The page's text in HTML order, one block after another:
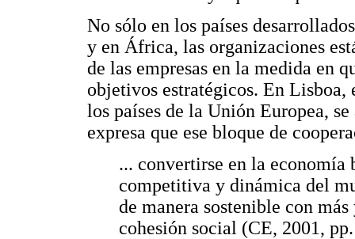
No sólo en los países
y en África, las organizaciones
de las empresas en la medida en
objetivos estratégicos. En
los países de la Unión Europea,
expresa que ese bloque de
... convertirse en la economía
competitiva y dinámica del
de manera sostenible con
cohesión social (CE, 2001,